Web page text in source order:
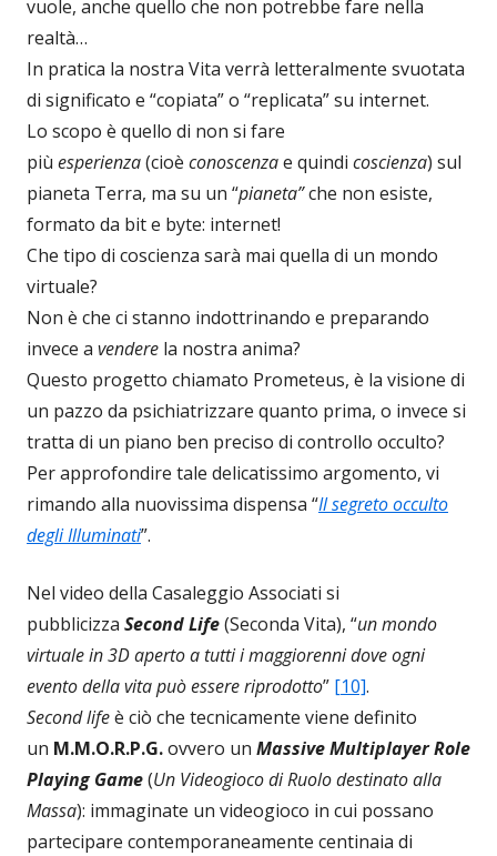
vuole, anche quello che non potrebbe fare nella
realtà…
In pratica la nostra Vita verrà letteralmente svuotata
di significato e “copiata” o “replicata” su internet.
Lo scopo è quello di non si fare
più esperienza(cioè conoscenzae quindi coscienza) sul
pianeta Terra, ma su un “pianeta”che non esiste,
formato da bit e byte: internet!
Che tipo di coscienza sarà mai quella di un mondo
virtuale?
Non è che ci stanno indottrinando e preparando
invece a vendere la nostra anima?
Questo progetto chiamato Prometeus, è la visione di
un pazzo da psichiatrizzare quanto prima, o invece si
tratta di un piano ben preciso di controllo occulto?
Per approfondire tale delicatissimo argomento, vi
rimando alla nuovissima dispensa “Il segreto occulto
degli Illuminati”.
Nel video della Casaleggio Associati si
pubblicizza Second Life(Seconda Vita), “un mondo
virtuale in 3D aperto a tutti i maggiorenni dove ogni
evento della vita può essere riprodotto” [10].
Second lifeè ciò che tecnicamente viene definito
un M.M.O.R.P.G.ovvero un Massive Multiplayer Role
Playing Game(Un Videogioco di Ruolo destinato alla
Massa): immaginate un videogioco in cui possano
partecipare contemporaneamente centinaia di